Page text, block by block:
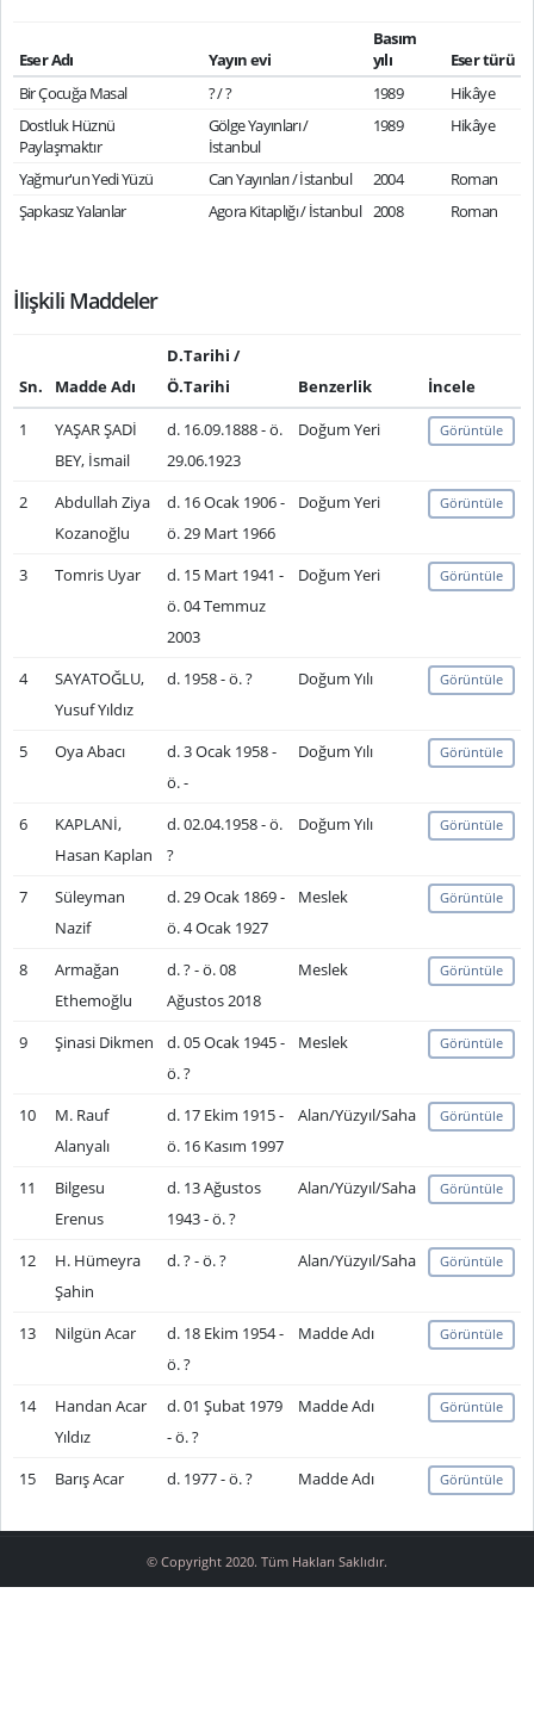
Eser Adı Yayın evi
Basım
yılı
Eser türü
Bir Çocuğa Masal
? / ? 1989
Hikâye
Dostluk Hüznü
Paylaşmaktır
Gölge Yayınları /
İstanbul
1989 Hikâye
Yağmur'un Yedi Yüzü Can Yayınları / İstanbul 2004
Roman
Şapkasız Yalanlar
Agora Kitaplığı / İstanbul 2008 Roman
İlişkili Maddeler
Sn. Madde Adı
D.Tarihi /
Ö.Tarihi
Benzerlik
İncele
1
YAŞAR ŞADİ
BEY, İsmail
d. 16.09.1888 - ö.
29.06.1923
Doğum Yeri Görüntüle
2
Abdullah Ziya
Kozanoğlu
d. 16 Ocak 1906 -
ö. 29 Mart 1966
Doğum Yeri Görüntüle
3 Tomris Uyar
d. 15 Mart 1941 -
ö. 04 Temmuz
2003
Doğum Yeri Görüntüle
4
SAYATOĞLU,
Yusuf Yıldız
d. 1958 - ö. ? Doğum Yılı Görüntüle
5 Oya Abacı
d. 3 Ocak 1958 -
ö. -
Doğum Yılı Görüntüle
6
KAPLANİ,
Hasan Kaplan
d. 02.04.1958 - ö.
?
Doğum Yılı Görüntüle
7
Süleyman
Nazif
d. 29 Ocak 1869 -
ö. 4 Ocak 1927
Meslek Görüntüle
8
Armağan
Ethemoğlu
d. ? - ö. 08
Ağustos 2018
Meslek Görüntüle
9 Şinasi Dikmen
d. 05 Ocak 1945 -
ö. ?
Meslek Görüntüle
10
M. Rauf
Alanyalı
d. 17 Ekim 1915 -
ö. 16 Kasım 1997
Alan/Yüzyıl/Saha Görüntüle
11
Bilgesu
Erenus
d. 13 Ağustos
1943 - ö. ?
Alan/Yüzyıl/Saha Görüntüle
12
H. Hümeyra
Şahin
d. ? - ö. ? Alan/Yüzyıl/Saha Görüntüle
13 Nilgün Acar
d. 18 Ekim 1954 -
ö. ?
Madde Adı Görüntüle
14
Handan Acar
Yıldız
d. 01 Şubat 1979
- ö. ?
Madde Adı Görüntüle
15 Barış Acar d. 1977 - ö. ? Madde Adı Görüntüle
© Copyright 2020. Tüm Hakları Saklıdır.